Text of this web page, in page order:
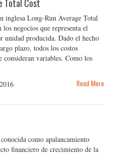
Total Cost
inglesa Long-Run Average Total
negocios que representa el
unidad producida. Dado el hecho
plazo, todos los costos
variables. Como los
Read More
como apalancamiento
financiero de crecimiento de la